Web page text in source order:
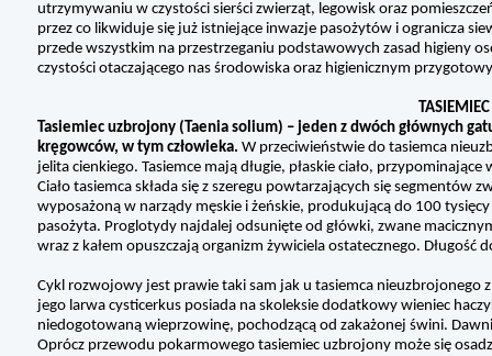
utrzymywaniu w czystości sierści zwierząt, legowisk oraz
przez co likwiduje się już istniejące inwazje pasożytów i ogranicza
przede wszystkim na przestrzeganiu podstawowych zasad higieny
czystości otaczającego nas środowiska oraz higienicznym
Tasiemiec uzbrojony (Taenia solium) – jeden z dwóch głównych
kręgowców, w tym człowieka. W przeciwieństwie do tasiemca
jelita cienkiego. Tasiemce mają długie, płaskie ciało,
Ciało tasiemca składa się z szeregu powtarzających się
wyposażoną w narządy męskie i żeńskie, produkującą do 100
pasożyta. Proglotydy najdalej odsunięte od główki, zwane
wraz z kałem opuszczają organizm żywiciela ostatecznego.
Cykl rozwojowy jest prawie taki sam jak u tasiemca
jego larwa cysticerkus posiada na skoleksie dodatkowy wieniec
niedogotowaną wieprzowinę, pochodzącą od zakażonej świni.
Oprócz przewodu pokarmowego tasiemiec uzbrojony może się